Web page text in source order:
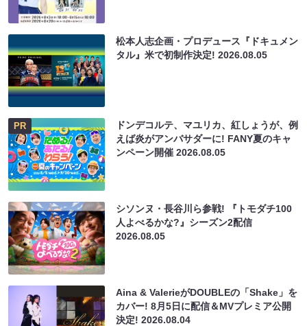
松本人志企画・プロデュース『ドキュメン
タル』米で初制作決定!2026.08.05
PR
ドンデコルテ、マユリカ、紅しょうが、例
えば炎がアンバサダーに! FANY夏のキャ
ンペーン開催2026.08.05
シソンヌ・長谷川ら参戦! 『トモダチ100
人よべるかな?』シーズン2配信
2026.08.05
Aina & ValerieがDOUBLEの「Shake」を
カバー! 8月5日に配信＆MVプレミア公開
決定!2026.08.04